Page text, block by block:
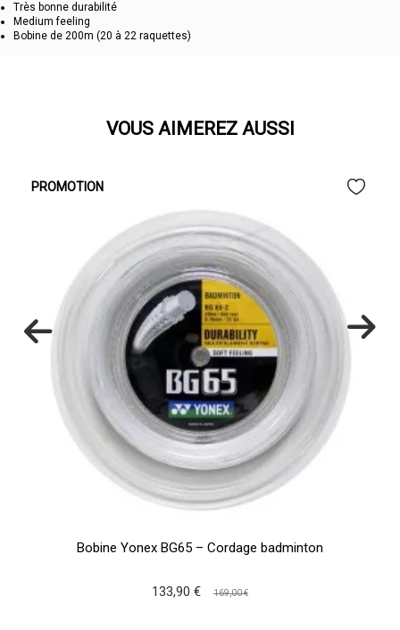
Très bonne durabilité
Medium feeling
Bobine de 200m (20 à 22 raquettes)
VOUS AIMEREZ AUSSI
PROMOTION
Bobine Yonex BG65 – Cordage badminton
133,90 € 169,00 €